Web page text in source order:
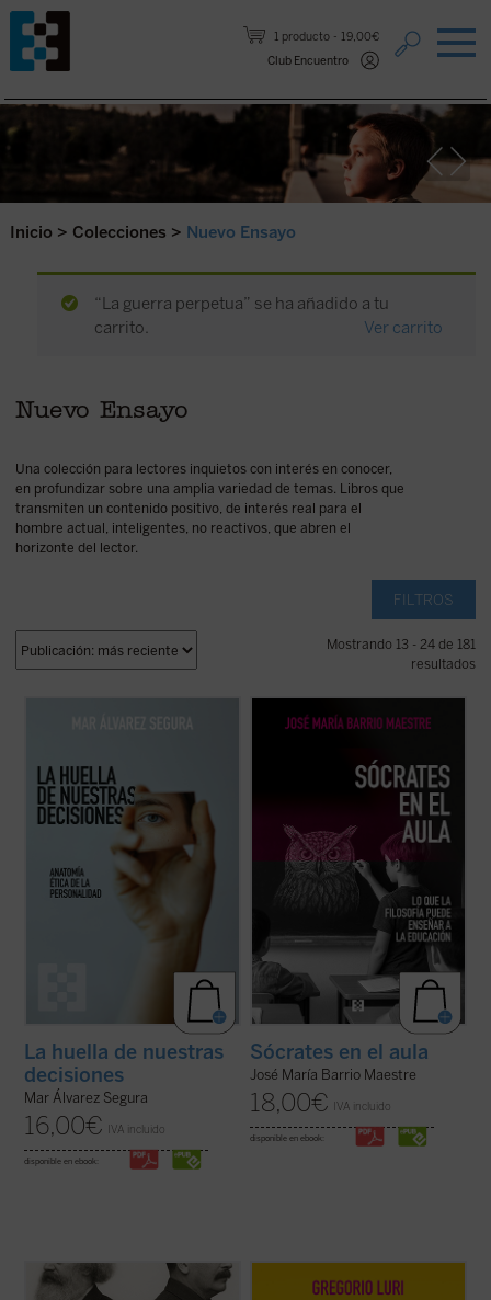
1 producto
19,00€
Club Encuentro
Saltar al contenido.
Inicio > Colecciones > Nuevo Ensayo
“La guerra perpetua” se ha añadido a tu
carrito.
Ver carrito
Nuevo Ensayo
Una colección para lectores inquietos con interés en conocer,
en profundizar sobre una amplia variedad de temas. Libros que
transmiten un contenido positivo, de interés real para el
hombre actual, inteligentes, no reactivos, que abren el
horizonte del lector.
FILTROS
Mostrando 13 - 24 de 181
resultados
ensayo que se adentra con valentía en una
Mar Álvarez Segura nos conduce por el
laberinto de la conciencia humana ...
ficha)
La huella de nuestras
decisiones
Mar Álvarez Segura
16,00€ IVA incluido
disponible en ebook:
Frente a la tecnificación del aprendizaje y
los eslóganes pedagógicos, este libro
saber. Una obra inspiradora que devuelve
esperanza y sentido a la docencia: ...(ver
Sócrates en el aula
José María Barrio Maestre
18,00€ IVA incluido
disponible en ebook:
Este libro no solo recupera una faceta
menos conocida —pero crucial— de una de
Gregorio Luri nos conduce por un viaje
filosófico para mostrarnos que nuestra